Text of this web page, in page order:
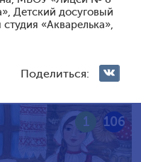
Детский досуговый
«Акварелька»,
Поделиться:
106
1